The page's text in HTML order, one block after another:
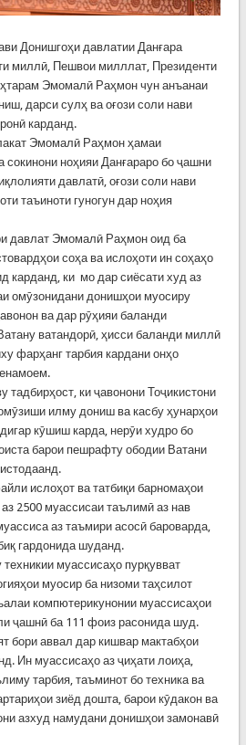
Донишгоҳи давлатии Данғара
миллӣ, Пешвои милллат, Президенти
Эмомалӣ Раҳмон чун анъанаи
дарси сулҳ ва оғози соли нави
карданд.
Эмомалӣ Раҳмон ҳамаи
сокинони ноҳияи Данғараро бо ҷашни
давлатӣ, оғози соли нави
таъиноти гуногун дар ноҳия
давлат Эмомалӣ Раҳмон оид ба
соҳа ва ислоҳоти ин соҳаҳо
карданд, ки мо дар сиёсати худ аз
омӯзонидани донишҳои муосиру
ва дар рӯҳияи баланди
ватандорӣ, ҳисси баланди миллӣ
фарҳанг тарбия кардани онҳо
тадбирҳост, ки ҷавонони Тоҷикистони
илму дониш ва касбу ҳунарҳои
кӯшиш карда, нерӯи худро бо
барои пешрафту ободии Ватани
ислоҳот ва татбиқи барномаҳои
2500 муассисаи таълимӣ аз нав
аз таъмири асосӣ бароварда,
гардонида шуданд.
муассисаҳо пурқувват
муосир ба низоми таҳсилот
компютерикунонии муассисаҳои
ҷашнӣ ба 111 фоиз расонида шуд.
бори аввал дар кишвар мактабҳои
Ин муассисаҳо аз ҷиҳати лоиҳа,
тарбия, таъминот бо техника ва
зиёд дошта, барои кӯдакон ва
азхуд намудани донишҳои замонавӣ